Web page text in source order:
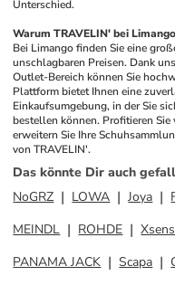
Unterschied.
Warum TRAVELIN' bei
Bei Limango finden Sie eine
unschlagbaren Preisen. Dank
Outlet-Bereich können Sie
Plattform bietet Ihnen eine
Einkaufsumgebung, in der Sie
bestellen können. Profitieren
erweitern Sie Ihre
von TRAVELIN'.
Das könnte Dir auch
NoGRZ
LOWA Joya
MEINDL
ROHDE
PANAMA JACK
Scapa